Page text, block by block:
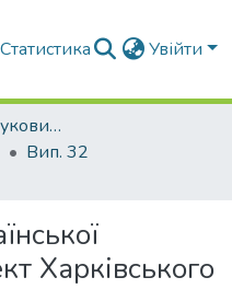
Статистика Увійти
Вибрані статті з наукових збірників КНУБА
Вип. 32
Харківського